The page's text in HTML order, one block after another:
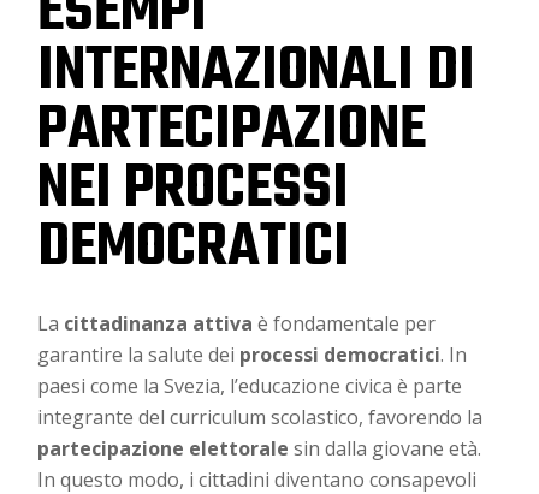
INTERNAZIONALI DI
PARTECIPAZIONE
NEI PROCESSI
DEMOCRATICI
La cittadinanza attiva è fondamentale per
garantire la salute dei processi democratici. In
paesi come la Svezia, l’educazione civica è parte
integrante del curriculum scolastico, favorendo la
partecipazione elettorale sin dalla giovane età.
In questo modo, i cittadini diventano consapevoli